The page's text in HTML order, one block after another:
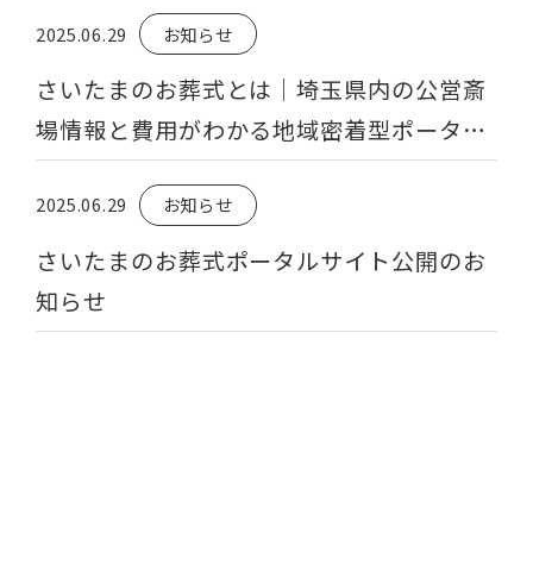
2025.06.29 お知らせ
さいたまのお葬式とは｜埼玉県内の公営斎
場情報と費用がわかる地域密着型ポータル
サイト
2025.06.29 お知らせ
さいたまのお葬式ポータルサイト公開のお
知らせ